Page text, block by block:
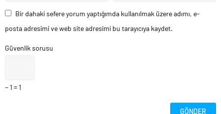
Bir dahaki sefere yorum yaptığımda kullanılmak üzere adımı, e-
posta adresimi ve web site adresimi bu tarayıcıya kaydet.
Güvenlik sorusu
− 1 = 1